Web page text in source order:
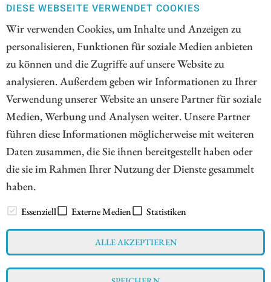
DIESE WEBSEITE VERWENDET COOKIES
Wir verwenden Cookies, um Inhalte und Anzeigen zu
personalisieren, Funktionen für soziale Medien anbieten
zu können und die Zugriffe auf unsere Website zu
analysieren. Außerdem geben wir Informationen zu Ihrer
Verwendung unserer Website an unsere Partner für soziale
Medien, Werbung und Analysen weiter. Unsere Partner
führen diese Informationen möglicherweise mit weiteren
Daten zusammen, die Sie ihnen bereitgestellt haben oder
die sie im Rahmen Ihrer Nutzung der Dienste gesammelt
haben.
Essenziell Externe Medien Statistiken
ALLE AKZEPTIEREN
NICO POPP
In Süddeutschland zuhause, begleitet der leidenschaftliche
Börsianer die Kapitalmärkte seit rund zwanzig Jahren. Mit
einem Faible für kleinere Unternehmen ausgestattet, ist er
ständig auf der Suche nach spannenden Investmentstorys
Mehr zum Autor
zu ESG bewussten Unternehmen aus allen Teilen der Welt
Impressum
Datenschutz